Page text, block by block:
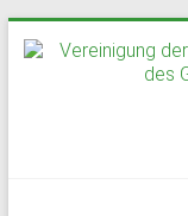
Inhalt